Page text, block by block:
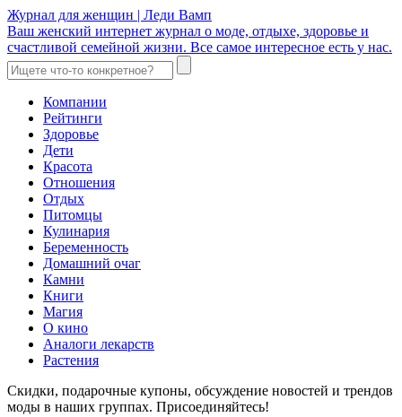
Журнал для женщин | Леди Вамп
Ваш женский интернет журнал о моде, отдыхе, здоровье и
счастливой семейной жизни. Все самое интересное есть у нас.
Компании
Рейтинги
Здоровье
Дети
Красота
Отношения
Отдых
Питомцы
Кулинария
Беременность
Домашний очаг
Камни
Книги
Магия
О кино
Аналоги лекарств
Растения
Скидки, подарочные купоны, обсуждение новостей и трендов
моды в наших группах. Присоединяйтесь!